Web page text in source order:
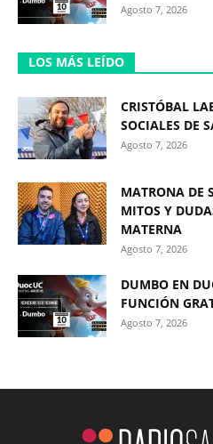
Agosto 7, 2026
LOS MÁS LEÍDO
CRISTÓBAL
SOCIALES DE
Agosto 7, 2026
MATRONA DE
MITOS Y
MATERNA
Agosto 7, 2026
DUMBO EN
FUNCIÓN
Agosto 7, 2026